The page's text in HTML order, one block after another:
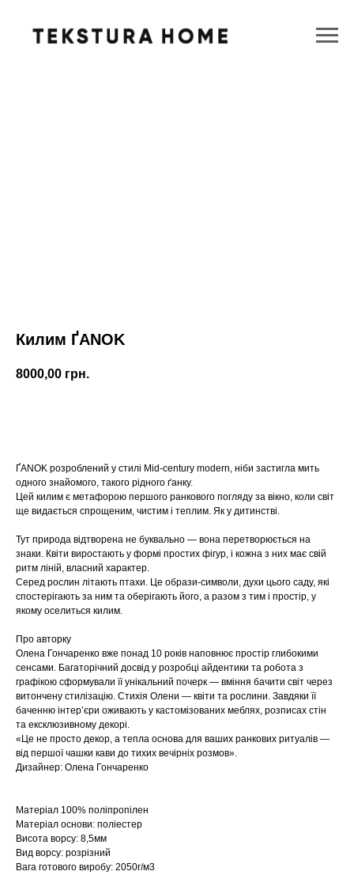
Килим ҐANOK
8000,00 грн.
ҐANOK розроблений у стилі Mid-century modern, ніби застигла мить
одного знайомого, такого рідного ґанку.
Цей килим є метафорою першого ранкового погляду за вікно, коли світ
ще видається спрощеним, чистим і теплим. Як у дитинстві.
Тут природа відтворена не буквально — вона перетворюється на
знаки. Квіти виростають у формі простих фігур, і кожна з них має свій
ритм ліній, власний характер.
Серед рослин літають птахи. Це образи-символи, духи цього саду, які
спостерігають за ним та оберігають його, а разом з тим і простір, у
якому оселиться килим.
Про авторку
Олена Гончаренко вже понад 10 років наповнює простір глибокими
сенсами. Багаторічний досвід у розробці айдентики та робота з
графікою сформували її унікальний почерк — вміння бачити світ через
витончену стилізацію. Стихія Олени — квіти та рослини. Завдяки її
баченню інтер’єри оживають у кастомізованих меблях, розписах стін
та ексклюзивному декорі.
«Це не просто декор, а тепла основа для ваших ранкових ритуалів —
від першої чашки кави до тихих вечірніх розмов».
Дизайнер: Олена Гончаренко
Матеріал 100% поліпропілен
Матеріал основи: поліестер
Висота ворсу: 8,5мм
Вид ворсу: розрізний
Вага готового виробу: 2050г/м3